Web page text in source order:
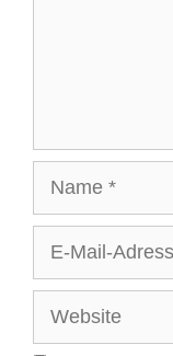
Adresse